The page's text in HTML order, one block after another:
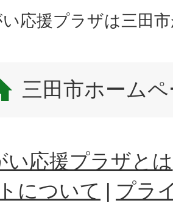
応援プラザは三田
三田市ホーム
い応援プラザとは
について
プラ